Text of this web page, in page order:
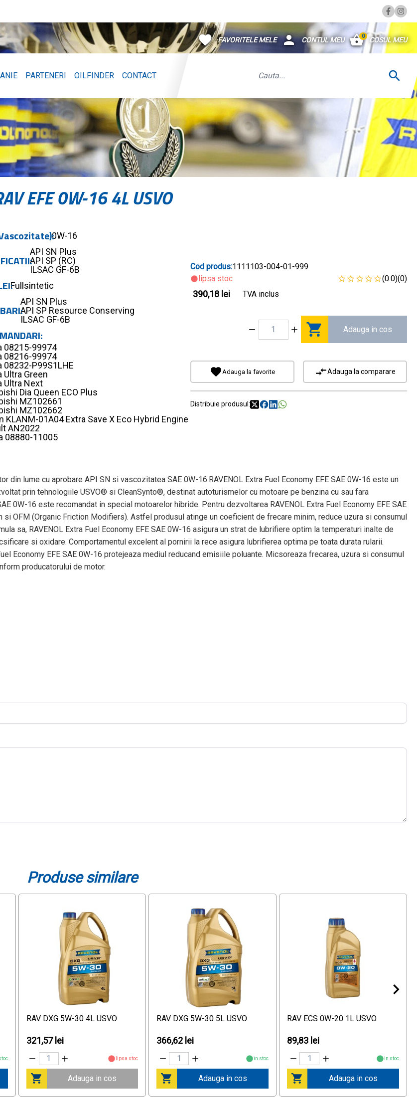
FAVORITELE MELE CONTUL MEU 0 COSUL MEU
PARTENERI OILFINDER CONTACT
EFE 0W-16 4L USVO
0W-16
API SN Plus
API SP (RC)
ILSAC GF-6B
Fullsintetic
API SN Plus
API SP Resource Conserving
ILSAC GF-6B
08215-99974
08216-99974
08232-P99S1LHE
Ultra Green
Ultra Next
Dia Queen ECO Plus
MZ102661
MZ102662
KLANM-01A04 Extra Save X Eco Hybrid Engine
AN2022
08880-11005
Cod produs:1111103-004-01-999
lipsa stoc
(0.0)(0)
390,18 lei TVA inclus
Adauga in cos
Adauga la favorite Adauga la comparare
Distribuie produsul:
din lume cu aprobare API SN si vascozitatea SAE 0W-16.RAVENOL Extra Fuel Economy EFE SAE 0W-16 este un
prin tehnologiile USVO® si CleanSynto®, destinat autoturismelor cu motoare pe benzina cu sau fara
0W-16 este recomandat in special motoarelor hibride. Pentru dezvoltarea RAVENOL Extra Fuel Economy EFE SAE
OFM (Organic Friction Modifiers). Astfel produsul atinge un coeficient de frecare minim, reduce uzura si consumul
sa, RAVENOL Extra Fuel Economy EFE SAE 0W-16 asigura un strat de lubrifiere optim la temperaturi inalte de
si oxidare. Comportamentul excelent al pornirii la rece asigura lubrifierea optima pe toata durata rularii.
Economy EFE SAE 0W-16 protejeaza mediul reducand emisiile poluante. Micsoreaza frecarea, uzura si consumul
producatorului de motor.
Produse similare
RAV DXG 5W-30 4L USVO
321,57 lei
lipsa stoc
Adauga in cos
RAV DXG 5W-30 5L USVO
366,62 lei
in stoc
Adauga in cos
RAV ECS 0W-20 1L USVO
89,83 lei
in stoc
Adauga in cos